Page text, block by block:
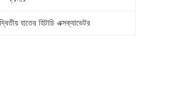
হাতের হিটাচি এক্সক্যাভেটর